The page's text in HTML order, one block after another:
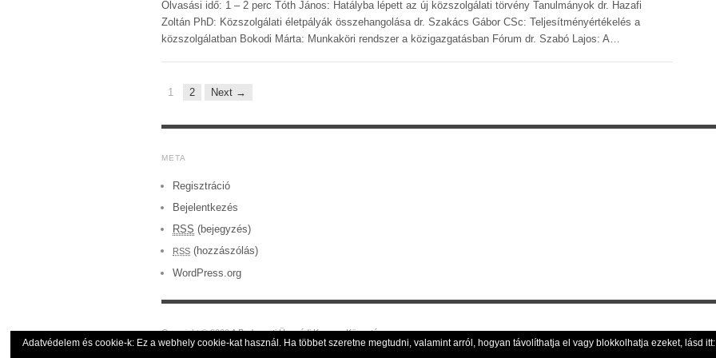
Olvasási idő: 1 – 2 perc Tóth János: Hatályba lépett az új közszolgálati törvény Tanulmányok dr. Hazafi
Zoltán PhD: Közszolgálati életpályák összehangolása dr. Szakács Gábor CSc: Teljesítményértékelés a
közszolgálatban Bokodi Márta: Munkaköri rendszer a közigazgatásban Fórum dr. Szabó Lajos: A…
1 2 Next →
META
Regisztráció
Bejelentkezés
RSS (bejegyzés)
RSS (hozzászólás)
WordPress.org
Copyright © 2026A Budapesti Ügyvédi Kamara Könyvtára
Powered byWordPressandOrigin
Adatvédelem és cookie-k: Ez a webhely cookie-kat használ. Ha többet szeretne megtudni, valamint arról, hogyan távolíthatja el vagy blokkolhatja ezeket, lásd itt: